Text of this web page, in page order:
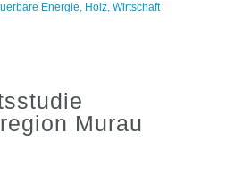
Energie, Holz,Wirtschaft
Murau